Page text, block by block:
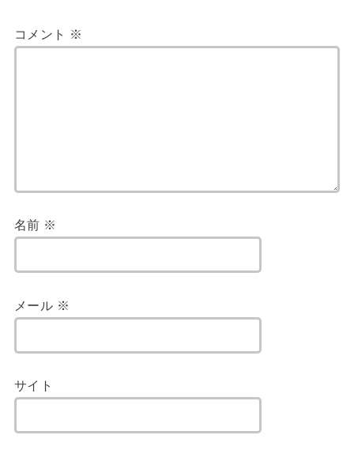
コメント ※
名前 ※
メール ※
サイト